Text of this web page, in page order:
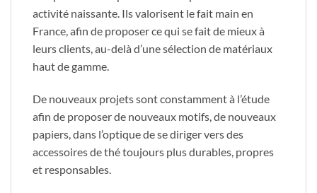
activité naissante. Ils valorisent le fait main en
France, afin de proposer ce qui se fait de mieux à
leurs clients, au-delà d’une sélection de matériaux
haut de gamme.
De nouveaux projets sont constamment à l’étude
afin de proposer de nouveaux motifs, de nouveaux
papiers, dans l’optique de se diriger vers des
accessoires de thé toujours plus durables, propres
et responsables.